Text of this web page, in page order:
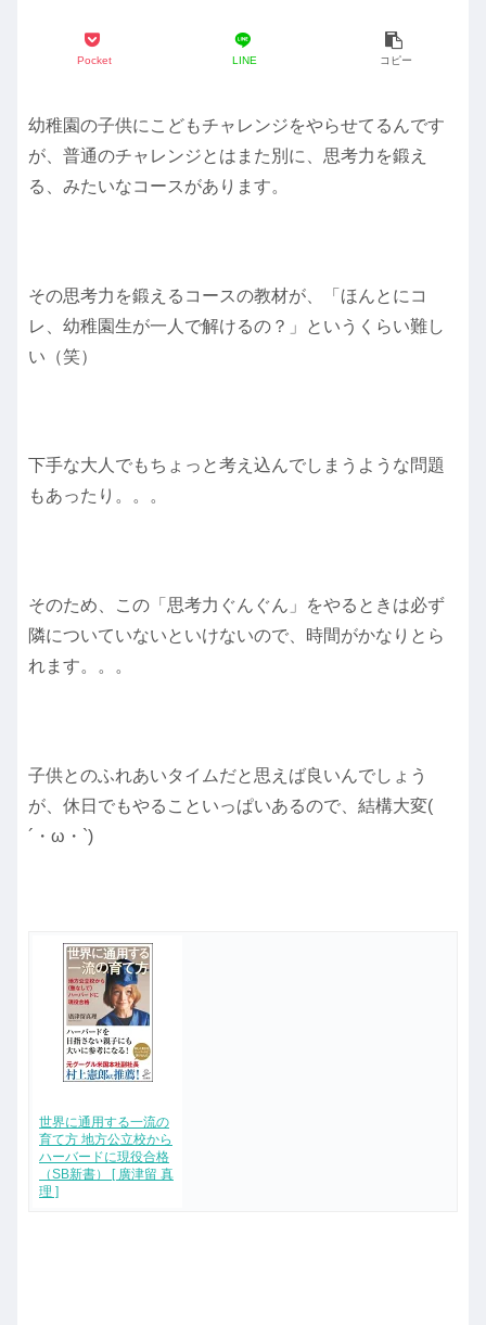
Pocket LINE コピー
幼稚園の子供にこどもチャレンジをやらせてるんです
が、普通のチャレンジとはまた別に、思考力を鍛え
る、みたいなコースがあります。
その思考力を鍛えるコースの教材が、「ほんとにコ
レ、幼稚園生が一人で解けるの？」というくらい難し
い（笑）
下手な大人でもちょっと考え込んでしまうような問題
もあったり。。。
そのため、この「思考力ぐんぐん」をやるときは必ず
隣についていないといけないので、時間がかなりとら
れます。。。
子供とのふれあいタイムだと思えば良いんでしょう
が、休日でもやることいっぱいあるので、結構大変(
´・ω・`)
世界に通用する一流の
育て方 地方公立校から
ハーバードに現役合格
（SB新書） [ 廣津留 真
理 ]